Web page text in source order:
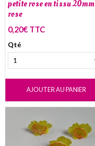
petite rose en tissu 20mm
rose
0,20€ TTC
Qté
AJOUTER AU PANIER